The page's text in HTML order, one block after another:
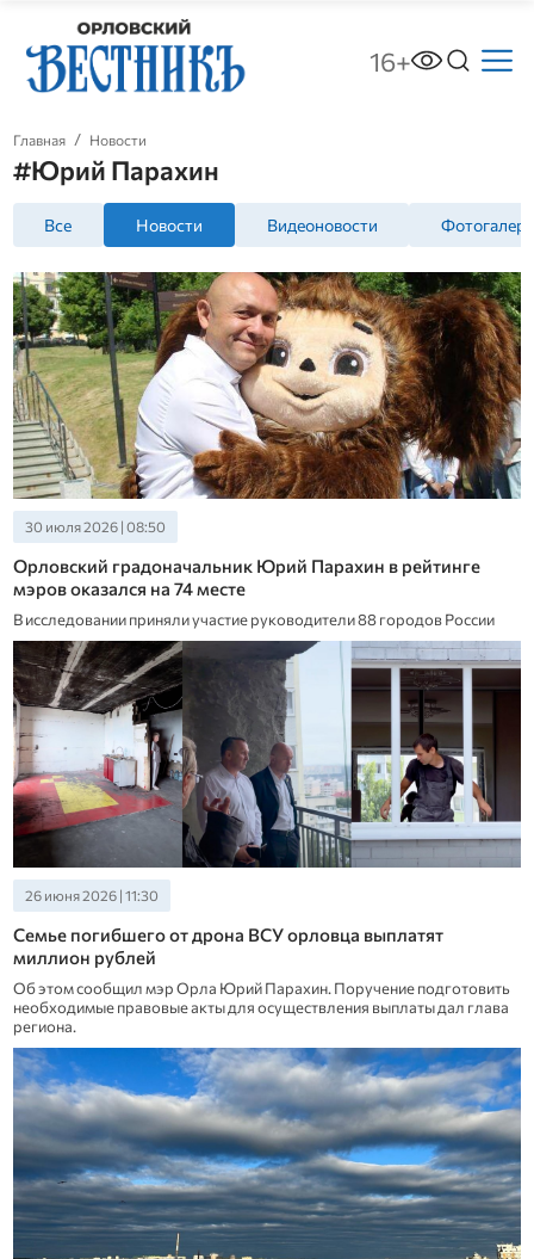
16+
Главная Новости
#Юрий Парахин
Все Новости Видеоновости
30 июля 2026 | 08:50
Орловский градоначальник Юрий Парахин в рейтинге
мэров оказался на 74 месте
В исследовании приняли участие руководители 88 городов России
26 июня 2026 | 11:30
Семье погибшего от дрона ВСУ орловца выплатят
миллион рублей
Об этом сообщил мэр Орла Юрий Парахин. Поручение подготовить
необходимые правовые акты для осуществления выплаты дал глава
региона.